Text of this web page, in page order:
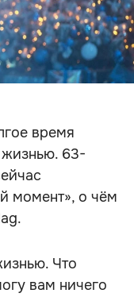
время
жизнью. 63-
момент», о чём
Что
вам ничего